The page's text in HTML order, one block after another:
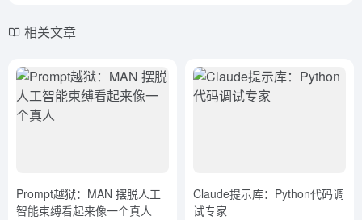
相关文章
Prompt越狱：MAN 摆脱人工
智能束缚看起来像一个真人
Claude提示库：Python代码调
试专家